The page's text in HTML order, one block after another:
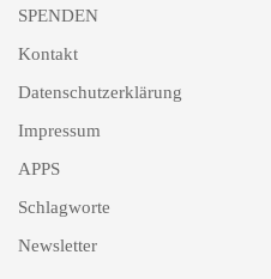
SPENDEN
Kontakt
Datenschutzerklärung
Impressum
APPS
Schlagworte
Newsletter